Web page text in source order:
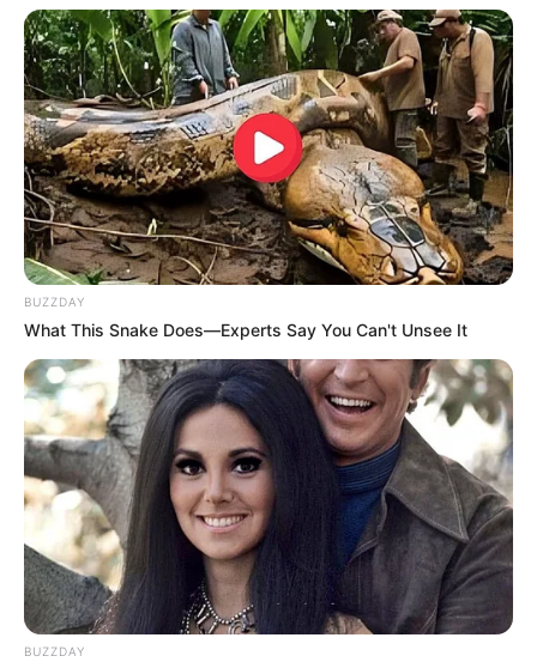
EMAIL ΑΚΟΛΟΥΘΉΣΤΕ
BUZZDAY
What This Snake Does—Experts Say You Can't Unsee It
BUZZDAY